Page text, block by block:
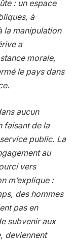
: un espace
à
la manipulation
a
morale,
le pays dans
aucun
faisant de la
public. La
au
vers
m’explique :
des hommes
pas en
subvenir aux
deviennent